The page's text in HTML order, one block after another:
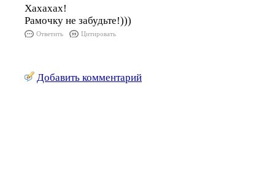
Хахахах!
Рамочку не забудьте!)))
Ответить Цитировать
Добавить комментарий